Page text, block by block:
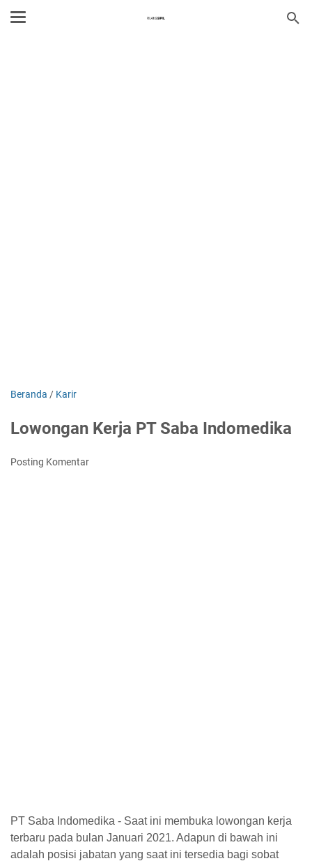
Beranda / Karir
Lowongan Kerja PT Saba Indomedika
Posting Komentar
PT Saba Indomedika - Saat ini membuka lowongan kerja
terbaru pada bulan Januari 2021. Adapun di bawah ini
adalah posisi jabatan yang saat ini tersedia bagi sobat